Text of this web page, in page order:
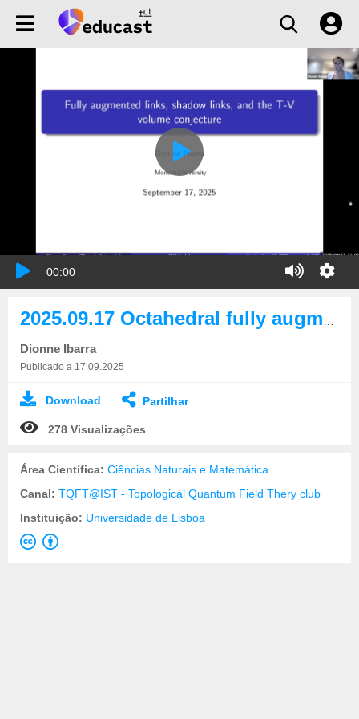
00:00
Dionne Ibarra
Publicado a 17.09.2025
Download Partilhar
278 Visualizações
Área Científica: Ciências Naturais e Matemática
Canal: TQFT@IST - Topological Quantum Field Thery club
Instituição: Universidade de Lisboa